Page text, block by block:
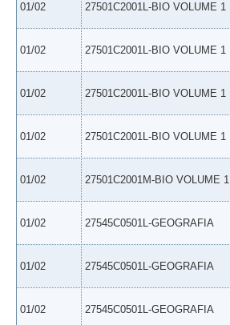
01/02 27501C2001L-BIO VOLUME 1
01/02 27501C2001L-BIO VOLUME 1
01/02 27501C2001L-BIO VOLUME 1
01/02 27501C2001L-BIO VOLUME 1
01/02 27501C2001M-BIO VOLUME 1
01/02 27545C0501L-GEOGRAFIA
01/02 27545C0501L-GEOGRAFIA
01/02 27545C0501L-GEOGRAFIA